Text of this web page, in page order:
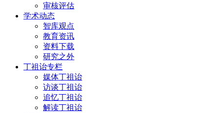
审核评估
学术动态
智库观点
教育资讯
资料下载
研究之外
丁祖诒专栏
媒体丁祖诒
访谈丁祖诒
追忆丁祖诒
解读丁祖诒